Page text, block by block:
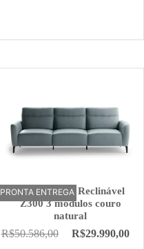
OFERTA
PRONTA ENTREGA
Sofá Elétrico Reclinável
Z300 3 módulos couro
natural
R$50.586,00 R$29.990,00